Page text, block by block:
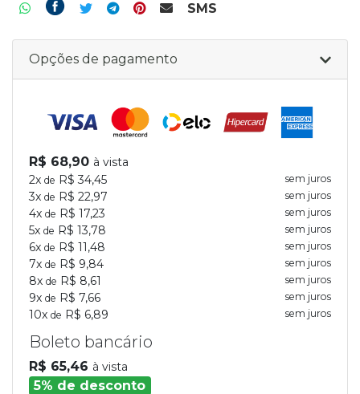
SMS
Opções de pagamento
R$ 68,90 à vista
2x de R$ 34,45 sem juros
3x de R$ 22,97 sem juros
4x de R$ 17,23 sem juros
5x de R$ 13,78 sem juros
6x de R$ 11,48 sem juros
7x de R$ 9,84 sem juros
8x de R$ 8,61 sem juros
9x de R$ 7,66 sem juros
10x de R$ 6,89 sem juros
Boleto bancário
R$ 65,46 à vista
5% de desconto